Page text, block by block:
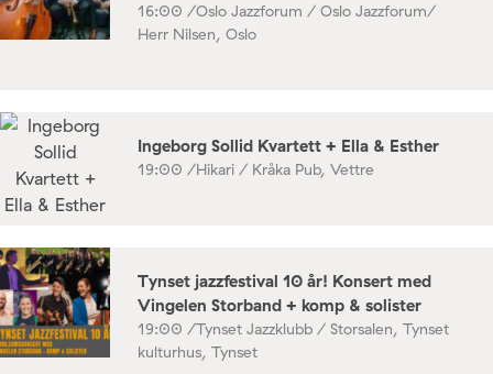
16:00 /Oslo Jazzforum / Oslo Jazzforum/
Herr Nilsen, Oslo
Ingeborg Sollid Kvartett + Ella & Esther
19:00 /Hikari / Kråka Pub, Vettre
Tynset jazzfestival 10 år! Konsert med
Vingelen Storband + komp & solister
19:00 /Tynset Jazzklubb / Storsalen, Tynset
kulturhus, Tynset